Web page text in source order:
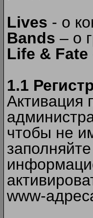
Lives - о
Bands – о
Life & Fate
1.1
Активация
чтобы не
www-